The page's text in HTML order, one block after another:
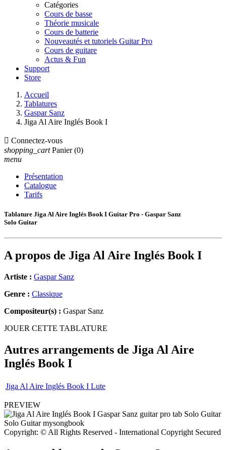
Catégories
Cours de basse
Théorie musicale
Cours de batterie
Nouveautés et tutoriels Guitar Pro
Cours de guitare
Actus & Fun
Support
Store
Accueil
Tablatures
Gaspar Sanz
Jiga Al Aire Inglés Book I
 Connectez-vous
shopping_cart Panier (0)
menu
Présentation
Catalogue
Tarifs
Tablature Jiga Al Aire Inglés Book I Guitar Pro - Gaspar Sanz
Solo Guitar
A propos de Jiga Al Aire Inglés Book I
Artiste : Gaspar Sanz
Genre : Classique
Compositeur(s) : Gaspar Sanz
JOUER CETTE TABLATURE
Autres arrangements de Jiga Al Aire
Inglés Book I
Jiga Al Aire Inglés Book I Lute
PREVIEW
Copyright: © All Rights Reserved - International Copyright Secured